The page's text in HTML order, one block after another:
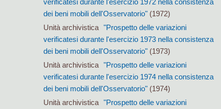
verificatesi durante l'esercizio 1972 nella consistenza
dei beni mobili dell'Osservatorio"(1972)
Unità archivistica
"Prospetto delle variazioni
verificatesi durante l'esercizio 1973 nella consistenza
dei beni mobili dell'Osservatorio"(1973)
Unità archivistica
"Prospetto delle variazioni
verificatesi durante l'esercizio 1974 nella consistenza
dei beni mobili dell'Osservatorio"(1974)
Unità archivistica
"Prospetto delle variazioni